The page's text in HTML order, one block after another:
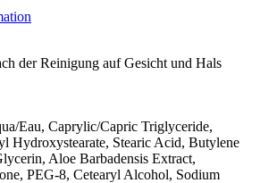
der Reinigung auf Gesicht und Hals
Eau, Caprylic/Capric Triglyceride,
Hydroxystearate, Stearic Acid, Butylene
Aloe Barbadensis Extract,
PEG-8, Cetearyl Alcohol, Sodium